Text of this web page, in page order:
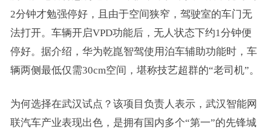
2分钟才勉强停好，且由于空间狭窄，驾驶室的车门无
法打开。车辆开启VPD功能后，无人状态下约1分钟便
停好。据介绍，华为乾崑智驾使用泊车辅助功能时，车
辆两侧最低仅需30cm空间，堪称技艺超群的“老司机”。
为何选择在武汉试点？该项目负责人表示，武汉智能网
联汽车产业表现出色，是拥有国内多个“第一”的先锋城